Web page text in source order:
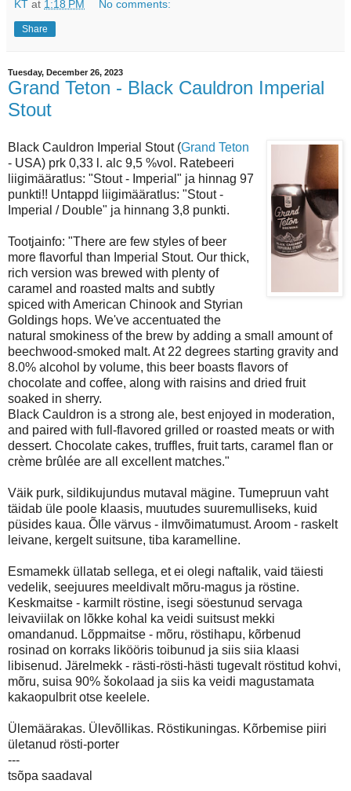
KT at 1:18 PM No comments:
Share
Tuesday, December 26, 2023
Grand Teton - Black Cauldron Imperial
Stout
Black Cauldron Imperial Stout (Grand Teton
- USA) prk 0,33 l. alc 9,5 %vol. Ratebeeri
liigimääratlus: "Stout - Imperial" ja hinnag 97
punkti!! Untappd liigimääratlus: "Stout -
Imperial / Double" ja hinnang 3,8 punkti.
Tootjainfo: "There are few styles of beer
more flavorful than Imperial Stout. Our thick,
rich version was brewed with plenty of
caramel and roasted malts and subtly
spiced with American Chinook and Styrian
Goldings hops. We've accentuated the
natural smokiness of the brew by adding a small amount of
beechwood-smoked malt. At 22 degrees starting gravity and
8.0% alcohol by volume, this beer boasts flavors of
chocolate and coffee, along with raisins and dried fruit
soaked in sherry.
Black Cauldron is a strong ale, best enjoyed in moderation,
and paired with full-flavored grilled or roasted meats or with
dessert. Chocolate cakes, truffles, fruit tarts, caramel flan or
crème brûlée are all excellent matches."
Väik purk, sildikujundus mutaval mägine. Tumepruun vaht
täidab üle poole klaasis, muutudes suuremulliseks, kuid
püsides kaua. Õlle värvus - ilmvõimatumust. Aroom - raskelt
leivane, kergelt suitsune, tiba karamelline.
Esmamekk üllatab sellega, et ei olegi naftalik, vaid täiesti
vedelik, seejuures meeldivalt mõru-magus ja röstine.
Keskmaitse - karmilt röstine, isegi söestunud servaga
leivaviilak on lõkke kohal ka veidi suitsust mekki
omandanud. Lõppmaitse - mõru, röstihapu, kõrbenud
rosinad on korraks likööris toibunud ja siis siia klaasi
libisenud. Järelmekk - rästi-rösti-hästi tugevalt röstitud kohvi,
mõru, suisa 90% šokolaad ja siis ka veidi magustamata
kakaopulbrit otse keelele.
Ülemäärakas. Ülevõllikas. Röstikuningas. Kõrbemise piiri
ületanud rösti-porter
---
tsõpa saadaval